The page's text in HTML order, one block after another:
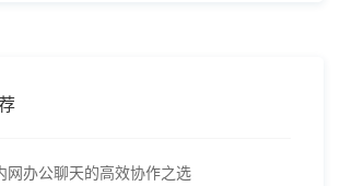
网办公聊天的高效协作之选